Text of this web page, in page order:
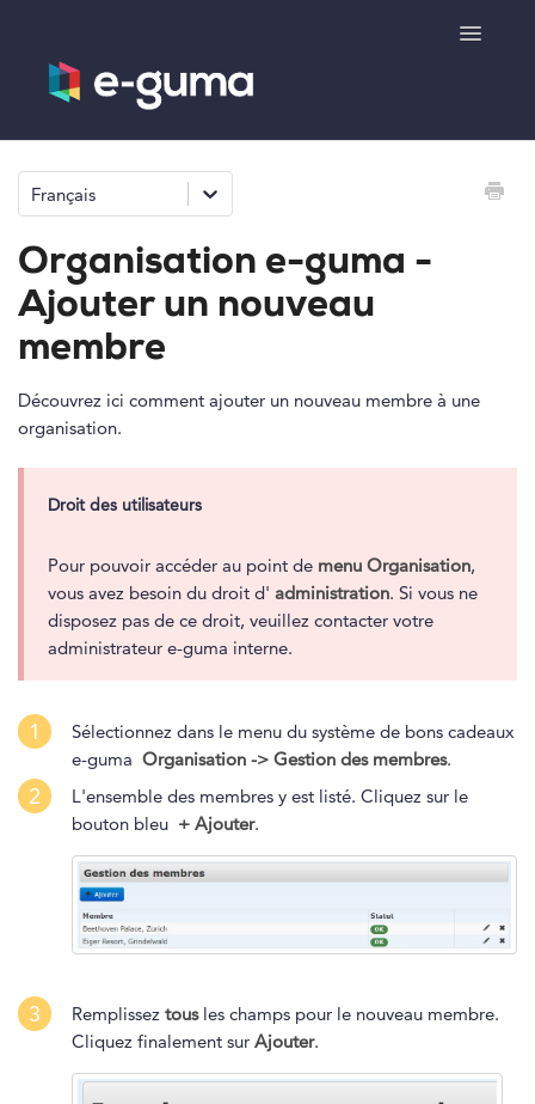
Toggle
Généralités
Système de billetterie
Français
Organisation e-guma -
Ajouter un nouveau
membre
Découvrez ici comment ajouter un nouveau membre à une
organisation.
Droit des utilisateurs
Pour pouvoir accéder au point de menu Organisation,
vous avez besoin du droit d' administration. Si vous ne
disposez pas de ce droit, veuillez contacter votre
administrateur e-guma interne.
1
Sélectionnez dans le menu du système de bons cadeaux
e-guma Organisation -> Gestion des membres.
2
L'ensemble des membres y est listé. Cliquez sur le
bouton bleu + Ajouter.
3 Remplissez tousles champs pour le nouveau membre.
Cliquez finalement sur Ajouter.